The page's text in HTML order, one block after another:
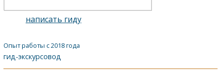
написать гиду
Опыт работы с 2018 года
гид-экскурсовод